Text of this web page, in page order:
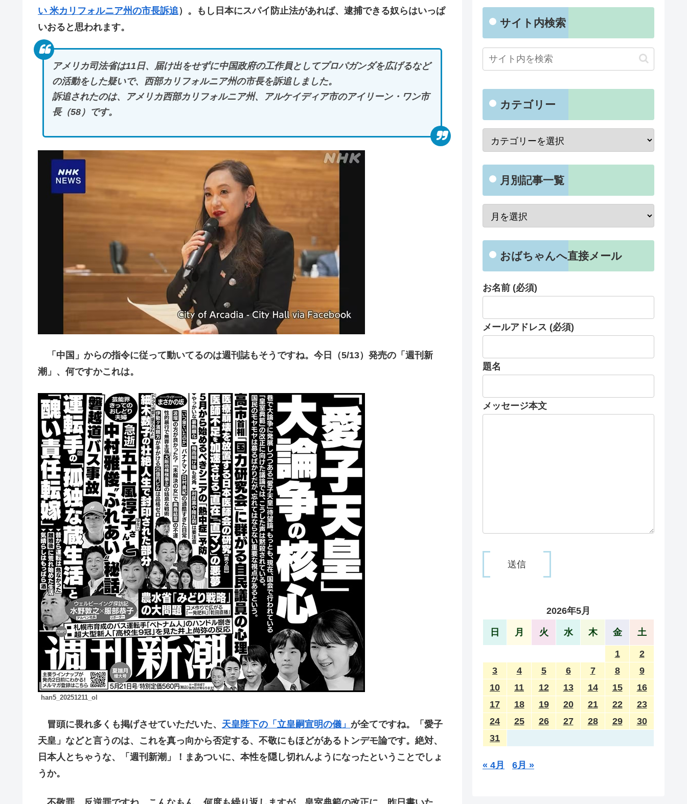
い 米カリフォルニア州の市長訴追）。もし日本にスパイ防止法があれば、逮捕できる奴らはいっぱ
いおると思われます。
アメリカ司法省は11日、届け出をせずに中国政府の工作員としてプロパガンダを広げるなど
の活動をした疑いで、西部カリフォルニア州の市長を訴追しました。
訴追されたのは、アメリカ西部カリフォルニア州、アルケイディア市のアイリーン・ワン市
長（58）です。
「中国」からの指令に従って動いてるのは週刊誌もそうですね。今日（5/13）発売の「週刊新
潮」、何ですかこれは。
han5_20251211_ol
冒頭に畏れ多くも掲げさせていただいた、 天皇陛下の「立皇嗣宣明の儀」 が全てですね。「愛子
天皇」などと言うのは、これを真っ向から否定する、不敬にもほどがあるトンデモ論です。絶対、
日本人とちゃうな、「週刊新潮」！まあついに、本性を隠し切れんようになったということでしょ
うか。
サイト内検索
カテゴリー
月別記事一覧
おばちゃんへ直接メール
お名前 (必須)
メールアドレス (必須)
題名
メッセージ本文
2026年5月
日 月 火 水 木 金 土
1
2
3
4 5 6 7 8
9
10
11 12 13 14 15
16
17
18 19 20 21 22
23
24
25 26 27 28 29
30
31
« 4月 6月 »